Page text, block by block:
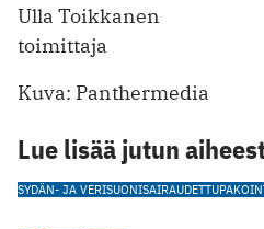
Ulla Toikkanen
toimittaja
Kuva: Panthermedia
Lue lisää jutun
SYDÄN- JA VERISUONISAIRAUDET